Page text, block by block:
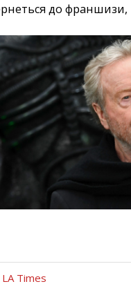
до франшизи,
LA Times